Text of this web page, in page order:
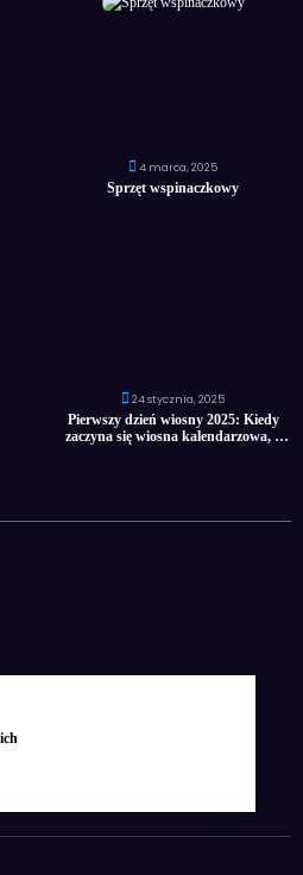
4 marca, 2025
Sprzęt wspinaczkowy
24 stycznia, 2025
Pierwszy dzień wiosny 2025: Kiedy
zaczyna się wiosna kalendarzowa, a